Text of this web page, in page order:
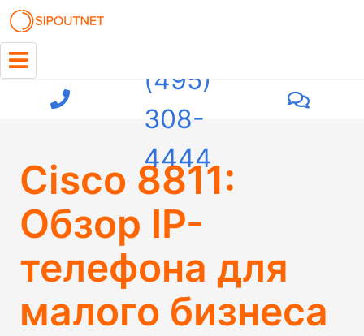
(495)
308-
4444
Cisco 8811:
Обзор IP-
телефона для
малого бизнеса